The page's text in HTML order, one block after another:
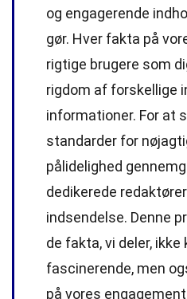
og engagerende
gør. Hver fakta på
rigtige brugere som
rigdom af forskellige
informationer. For at
standarder for
pålidelighed
dedikerede redaktører
indsendelse. Denne
de fakta, vi deler, ikke
fascinerende, men
på vores